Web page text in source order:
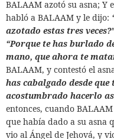
BALAAM azotó su asna; Y
habló a BALAAM y le dijo:
azotado estas tres
“Porque te has burlado
mano, que ahora te
BALAAM, y contestó el
has cabalgado desde
acostumbrado hacerlo
entonces, cuando
que había dado a su asna
vio al Ángel de Jehová, y